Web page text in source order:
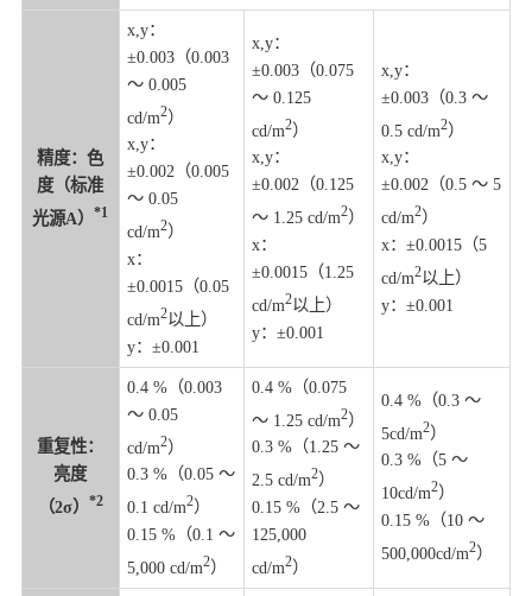
精度：色
度（标准
光源A）*1
x,y：
±0.003（0.003
～ 0.005
cd/m2）
x,y：
±0.002（0.005
～ 0.05
cd/m2）
x：
±0.0015（0.05
cd/m2以上）
y：±0.001
x,y：
±0.003（0.075
～ 0.125
cd/m2）
x,y：
±0.002（0.125
～ 1.25 cd/m2）
x：
±0.0015（1.25
cd/m2以上）
y：±0.001
x,y：
±0.003（0.3 ～
0.5 cd/m2）
x,y：
±0.002（0.5 ～ 5
cd/m2）
x：±0.0015（5
cd/m2以上）
y：±0.001
重复性：
亮度
（2σ） *2
0.4 %（0.003
～ 0.05
cd/m2）
0.3 %（0.05 ～
0.1 cd/m2）
0.15 %（0.1 ～
5,000 cd/m2）
0.4 %（0.075
～ 1.25 cd/m2）
0.3 %（1.25 ～
2.5 cd/m2）
0.15 %（2.5 ～
125,000
cd/m2）
0.4 %（0.3 ～
5cd/m2）
0.3 %（5 ～
10cd/m2）
0.15 %（10 ～
500,000cd/m2）